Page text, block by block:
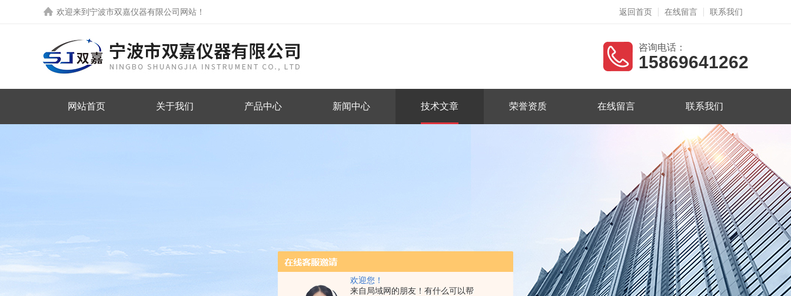
欢迎您！
来自局域网的朋友！有什么可以帮
欢迎来到 宁波市双嘉仪器有限公司网站 ！ 返回首页 在线留言 联系我们
咨询电话：
15869641262
网站首页 关于我们 产品中心 新闻中心 技术文章 荣誉资质 在线留言 联系我们